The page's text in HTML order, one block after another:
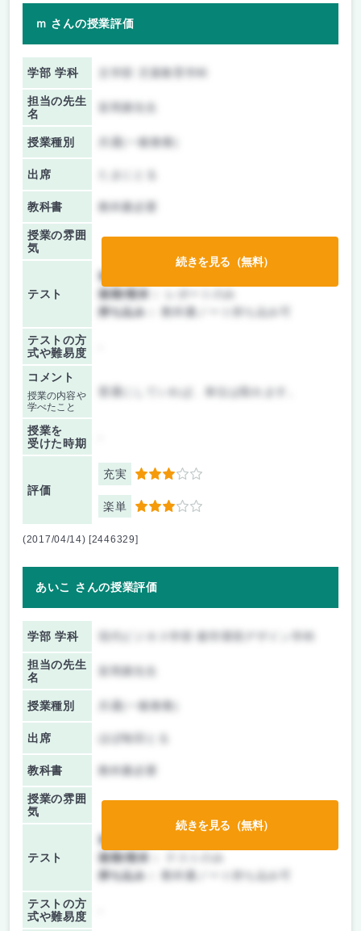
ｍ さんの授業評価
学部 学科 文学部 児童教育学科
担当の先生
名
授業種別 共通(一般教養)
出席
教科書 教科書必要
授業の雰囲
気
テスト
前期/中間：
後期/期末：
持ち込み：
教科書ノート持ち込み可
テストの方
式や難易度
コメント
授業の内容や
学べたこと
授業を
受けた時期
評価
充実 3
楽単 3
続きを見る（無料）
(2017/04/14) [2446329]
あいこ さんの授業評価
学部 学科
担当の先生
名
授業種別 共通(一般教養)
出席 ほぼ毎回とる
教科書 教科書必要
授業の雰囲
気
テスト
前期/中間：
後期/期末：
持ち込み：
教科書ノート持ち込み可
テストの方
式や難易度
続きを見る（無料）